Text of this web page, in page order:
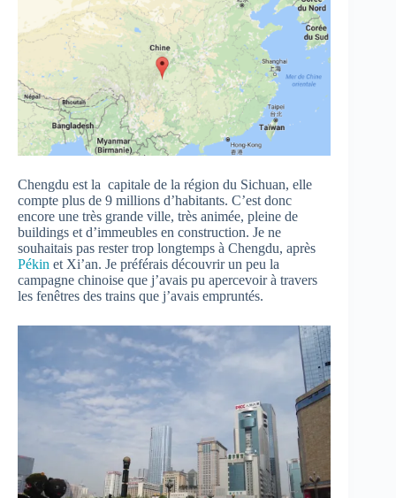
Chengdu est la capitale de la région du Sichuan, elle
compte plus de 9 millions d’habitants. C’est donc
encore une très grande ville, très animée, pleine de
buildings et d’immeubles en construction. Je ne
souhaitais pas rester trop longtemps à Chengdu, après
Pékin et Xi’an. Je préférais découvrir un peu la
campagne chinoise que j’avais pu apercevoir à travers
les fenêtres des trains que j’avais empruntés.